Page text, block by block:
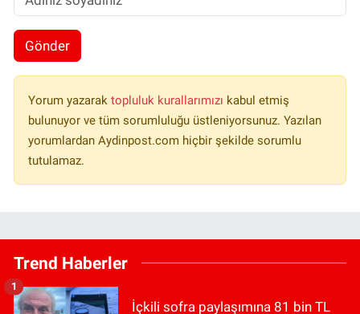
Gönder
Yorum yazarak topluluk kurallarımızı kabul etmiş
bulunuyor ve tüm sorumluluğu üstleniyorsunuz. Yazılan
yorumlardan Aydinpost.com hiçbir şekilde sorumlu
tutulamaz.
Trend Haberler
İçkili sofra paylaşımına 81 bin TL
1